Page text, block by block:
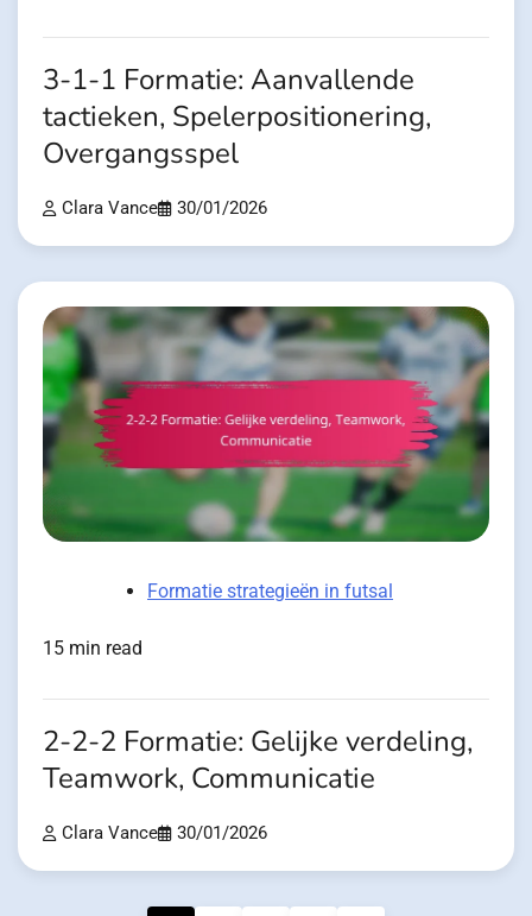
3-1-1 Formatie: Aanvallende
tactieken, Spelerpositionering,
Overgangsspel
Clara Vance 30/01/2026
Formatie strategieën in futsal
15 min read
2-2-2 Formatie: Gelijke verdeling,
Teamwork, Communicatie
Clara Vance 30/01/2026